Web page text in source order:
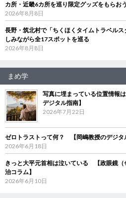
カ所・近畿6カ所を巡り限定グッズをもらおう
2026年8月8日
長野・筑北村で「ちくほくタイムトラベル
しみながら全17スポットを巡る
2026年8月8日
まめ学
写真に埋まっている位置情報
デジタル指南】
2026年7月22日
ゼロトラストって何？ 【岡嶋教授のデジタ
2026年6月18日
きっと大平元首相は泣いている 【政眼鏡（
治コラム】
2026年6月10日